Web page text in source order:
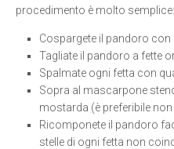
procedimento è molto semplice:
Cospargete il pandoro
Tagliate il pandoro a fette
Spalmate ogni fetta con
Sopra al mascarpone
mostarda (è preferibile non
Ricomponete il pandoro
stelle di ogni fetta non